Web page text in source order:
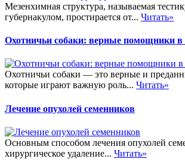
Мезенхимная структура, называемая
губернакулом, простирается от... Читать»
Охотничьи собаки: верные помощники в
Охотничьи собаки — это верные и
которые играют важную роль... Читать»
Лечение опухолей семенников
Основным способом лечения опухолей
хирургическое удаление... Читать»